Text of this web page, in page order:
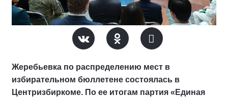
Жеребьевка по распределению мест в
избирательном бюллетене состоялась в
Центризбиркоме. По ее итогам партия «Единая